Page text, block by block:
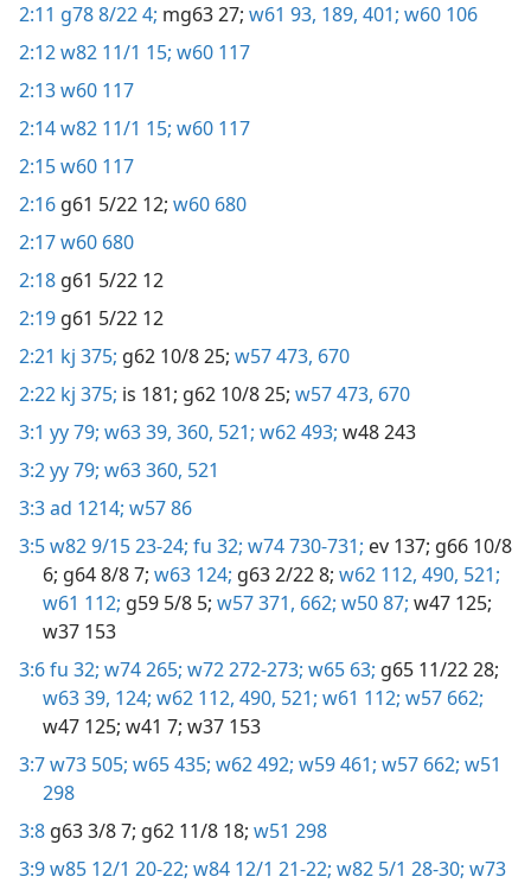
2:11 g78 8/22 4; mg63 27; w61 93, 189, 401; w60 106
2:12w82 11/1 15; w60 117
2:13w60 117
2:14w82 11/1 15; w60 117
2:15w60 117
2:16 g61 5/22 12; w60 680
2:17w60 680
2:18 g61 5/22 12
2:19 g61 5/22 12
2:21 kj 375; g62 10/8 25; w57 473, 670
2:22 kj 375; is 181; g62 10/8 25; w57 473, 670
3:1 yy 79; w63 39, 360, 521; w62 493; w48 243
3:2yy 79; w63 360, 521
3:3ad 1214; w57 86
3:5w82 9/15 23-24; fu 32; w74 730-731; ev 137; g66 10/8
6; g64 8/8 7; w63 124; g63 2/22 8; w62 112, 490, 521;
w61 112; g59 5/8 5; w57 371, 662; w50 87; w47 125;
w37 153
3:6fu 32; w74 265; w72 272-273; w65 63; g65 11/22 28;
w63 39, 124; w62 112, 490, 521; w61 112; w57 662;
w47 125; w41 7; w37 153
3:7w73 505; w65 435; w62 492; w59 461; w57 662; w51
298
3:8 g63 3/8 7; g62 11/8 18; w51 298
3:9w85 12/1 20-22; w84 12/1 21-22; w82 5/1 28-30; w73